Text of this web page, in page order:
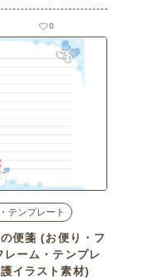
0
テンプレート
便箋 (お便り・フ
レーム・テンプレ
イラスト素材)